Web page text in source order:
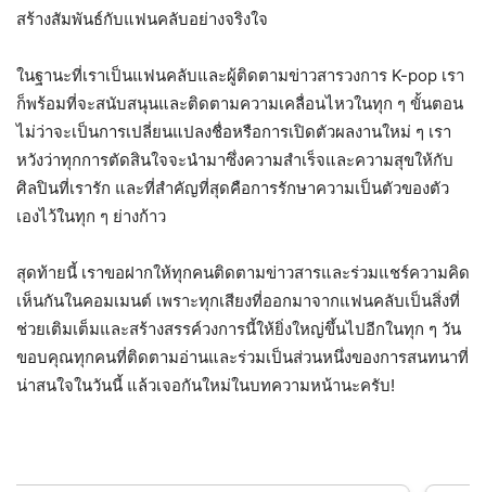
สร้างสัมพันธ์กับแฟนคลับอย่างจริงใจ
ในฐานะที่เราเป็นแฟนคลับและผู้ติดตามข่าวสารวงการ K-pop เรา
ก็พร้อมที่จะสนับสนุนและติดตามความเคลื่อนไหวในทุก ๆ ขั้นตอน
ไม่ว่าจะเป็นการเปลี่ยนแปลงชื่อหรือการเปิดตัวผลงานใหม่ ๆ เรา
หวังว่าทุกการตัดสินใจจะนำมาซึ่งความสำเร็จและความสุขให้กับ
ศิลปินที่เรารัก และที่สำคัญที่สุดคือการรักษาความเป็นตัวของตัว
เองไว้ในทุก ๆ ย่างก้าว
สุดท้ายนี้ เราขอฝากให้ทุกคนติดตามข่าวสารและร่วมแชร์ความคิด
เห็นกันในคอมเมนต์ เพราะทุกเสียงที่ออกมาจากแฟนคลับเป็นสิ่งที่
ช่วยเติมเต็มและสร้างสรรค์วงการนี้ให้ยิ่งใหญ่ขึ้นไปอีกในทุก ๆ วัน
ขอบคุณทุกคนที่ติดตามอ่านและร่วมเป็นส่วนหนึ่งของการสนทนาที่
น่าสนใจในวันนี้ แล้วเจอกันใหม่ในบทความหน้านะครับ!